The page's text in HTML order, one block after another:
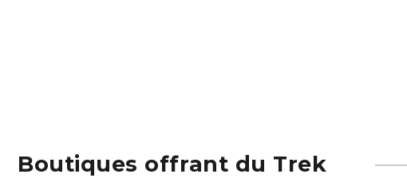
Boutiques offrant du Trek